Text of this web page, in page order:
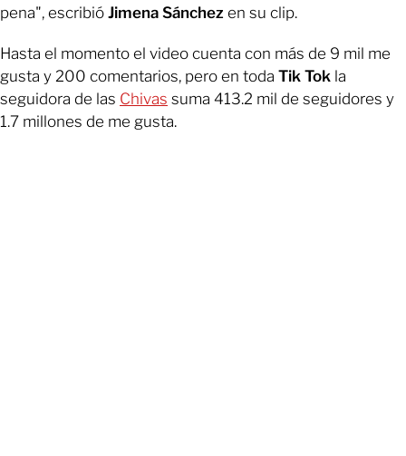
pena", escribió Jimena Sánchez en su clip.
Hasta el momento el video cuenta con más de 9 mil me
gusta y 200 comentarios, pero en toda Tik Tok la
seguidora de las Chivas suma 413.2 mil de seguidores y
1.7 millones de me gusta.